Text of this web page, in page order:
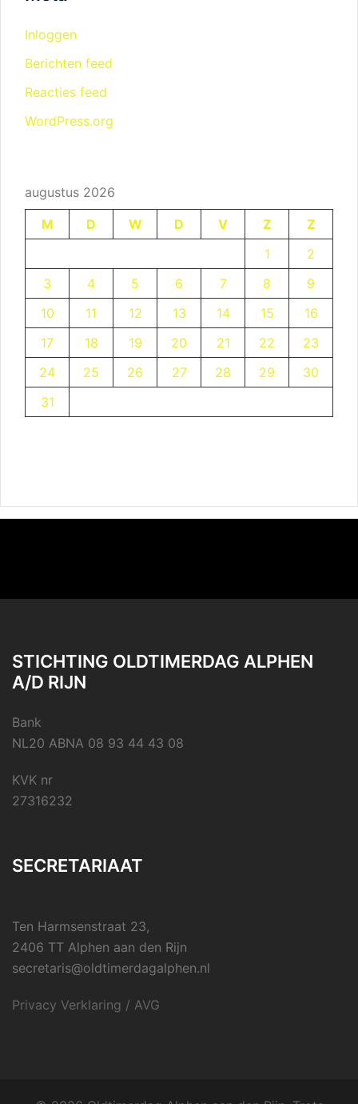
Inloggen
Berichten feed
Reacties feed
WordPress.org
augustus 2026
M
D W D V Z
Z
1
2
3
4 5 6 7 8
9
10
11 12 13 14 15
16
17
18 19 20 21 22
23
24
25 26 27 28 29
30
31
STICHTING OLDTIMERDAG ALPHEN
A/D RIJN
Bank
NL20 ABNA 08 93 44 43 08
KVK nr
27316232
SECRETARIAAT
Ten Harmsenstraat 23,
2406 TT Alphen aan den Rijn
secretaris@oldtimerdagalphen.nl
Privacy Verklaring / AVG